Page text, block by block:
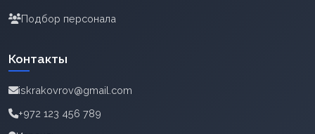
Подбор персонала
Контакты
iskrakovrov@gmail.com
+972 123 456 789